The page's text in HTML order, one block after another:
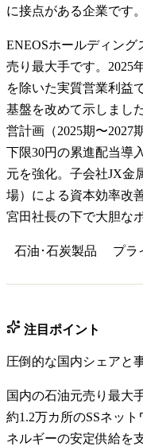
に接点がある企業です。
ENEOSホールディン
売り最大手です。2025
を除いた実質営業利益
基盤を改めて示しまし
営計画（2025期〜2027
下限30円の累進配当導
元を強化。子会社JX金
場）による資本効率改
宮田社長の下で大胆な
石油･石炭製品 プラ
注目ポイント
圧倒的な国内シェアと
国内の石油元売り最大
約1.2万カ所のSSネッ
ネルギーの安定供給を